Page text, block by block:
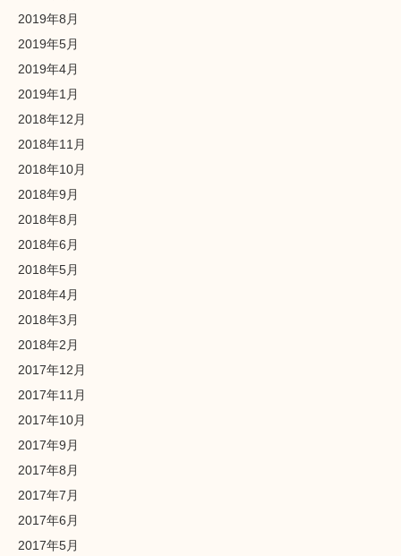
2019年8月
2019年5月
2019年4月
2019年1月
2018年12月
2018年11月
2018年10月
2018年9月
2018年8月
2018年6月
2018年5月
2018年4月
2018年3月
2018年2月
2017年12月
2017年11月
2017年10月
2017年9月
2017年8月
2017年7月
2017年6月
2017年5月